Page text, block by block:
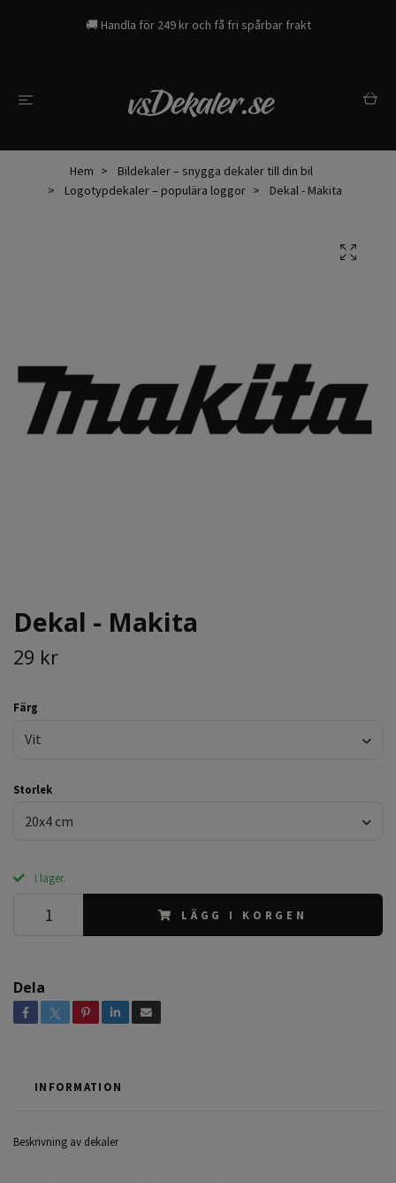
🚚 Handla för 249 kr och få fri spårbar frakt
Hem
Bildekaler – snygga dekaler till din bil
Logotypdekaler – populära loggor
Dekal - Makita
Dekal - Makita
29 kr
Färg
Vit
Storlek
20x4 cm
I lager.
LÄGG I KORGEN
Dela
INFORMATION
Beskrivning av dekaler